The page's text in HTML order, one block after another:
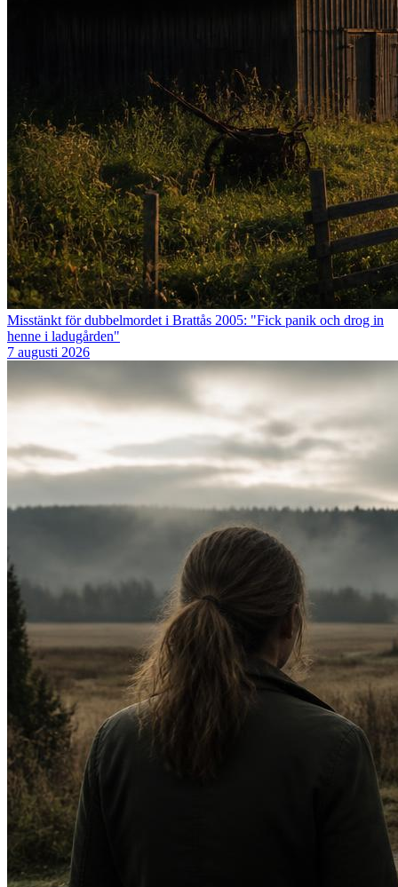
Misstänkt för dubbelmordet i Brattås 2005: "Fick panik och drog in
henne i ladugården"
7 augusti 2026